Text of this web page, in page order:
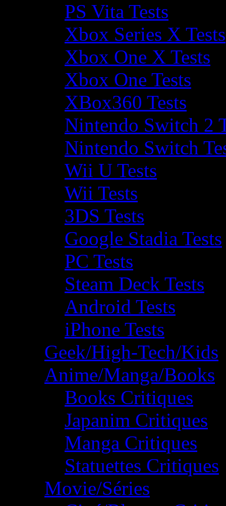
PS Vita Tests
Xbox Series X Tests
Xbox One X Tests
Xbox One Tests
XBox360 Tests
Nintendo Switch 2
Nintendo Switch
Wii U Tests
Wii Tests
3DS Tests
Google Stadia Tests
PC Tests
Steam Deck Tests
Android Tests
iPhone Tests
Geek/High-Tech/Kids
Anime/Manga/Books
Books Critiques
Japanim Critiques
Manga Critiques
Statuettes Critiques
Movie/Séries